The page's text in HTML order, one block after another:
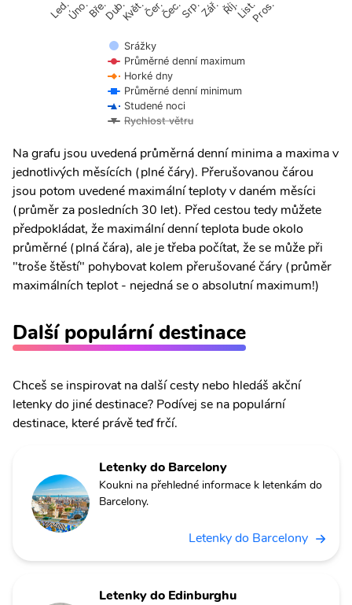
Srážky
Průměrné denní maximum
Horké dny
Průměrné denní minimum
Studené noci
Rychlost větru
Led.Úno.Bře.Dub.Květ.Čer.Čec.Srp.Zář. Říj.List.Pros.
Na grafu jsou uvedená průměrná denní minima a maxima v
jednotlivých měsících (plné čáry). Přerušovanou čárou
jsou potom uvedené maximální teploty v daném měsíci
(průměr za posledních 30 let). Před cestou tedy můžete
předpokládat, že maximální denní teplota bude okolo
průměrné (plná čára), ale je třeba počítat, že se může při
"troše štěstí" pohybovat kolem přerušované čáry (průměr
maximálních teplot - nejedná se o absolutní maximum!)
Další populární destinace
Chceš se inspirovat na další cesty nebo hledáš akční
letenky do jiné destinace? Podívej se na populární
destinace, které právě teď frčí.
Letenky do Barcelony
Koukni na přehledné informace k letenkám do
Barcelony.
Letenky do Barcelony
Letenky do Edinburghu